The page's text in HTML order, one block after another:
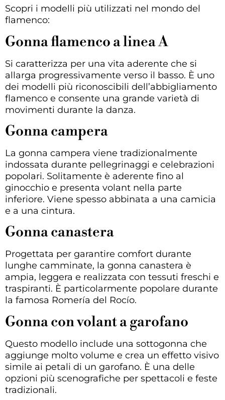
Scopri i modelli più utilizzati nel mondo del
flamenco:
Gonna flamenco a linea A
Si caratterizza per una vita aderente che si
allarga progressivamente verso il basso. È uno
dei modelli più riconoscibili dell’abbigliamento
flamenco e consente una grande varietà di
movimenti durante la danza.
Gonna campera
La gonna campera viene tradizionalmente
indossata durante pellegrinaggi e celebrazioni
popolari. Solitamente è aderente fino al
ginocchio e presenta volant nella parte
inferiore. Viene spesso abbinata a una camicia
e a una cintura.
Gonna canastera
Progettata per garantire comfort durante
lunghe camminate, la gonna canastera è
ampia, leggera e realizzata con tessuti freschi e
traspiranti. È particolarmente popolare durante
la famosa Romería del Rocío.
Gonna con volant a garofano
Questo modello include una sottogonna che
aggiunge molto volume e crea un effetto visivo
simile ai petali di un garofano. È una delle
opzioni più scenografiche per spettacoli e feste
tradizionali.